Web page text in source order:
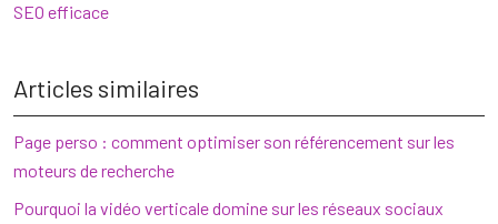
SEO efficace
Articles similaires
Page perso : comment optimiser son référencement sur les
moteurs de recherche
Pourquoi la vidéo verticale domine sur les réseaux sociaux